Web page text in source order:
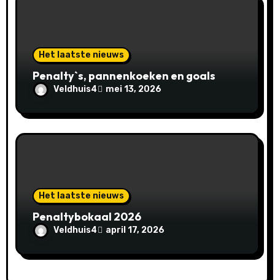
Het laatste nieuws
Penalty`s, pannenkoeken en goals
Veldhuis4 mei 13, 2026
Het laatste nieuws
Penaltybokaal 2026
Veldhuis4 april 17, 2026